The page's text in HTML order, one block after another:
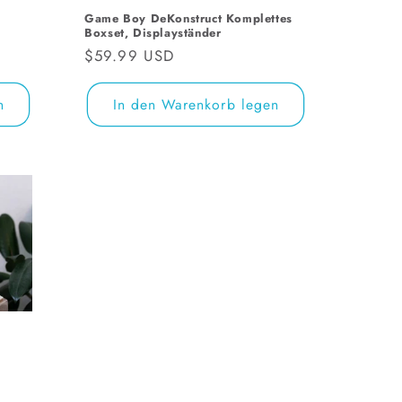
Game Boy DeKonstruct Komplettes
Boxset, Displayständer
Normaler
Preis
$59.99 USD
In den Warenkorb legen